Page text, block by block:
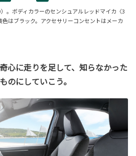
。ボディカラーのセンシュアルレッドマイカ〈3
はブラック。アクセサリーコンセントはメーカ
心に走りを足して、知らなかった
のにしていこう。